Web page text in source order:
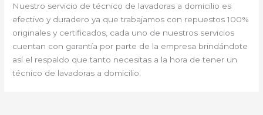
Nuestro servicio de técnico de lavadoras a domicilio es
efectivo y duradero ya que trabajamos con repuestos 100%
originales y certificados, cada uno de nuestros servicios
cuentan con garantía por parte de la empresa brindándote
así el respaldo que tanto necesitas a la hora de tener un
técnico de lavadoras a domicilio.